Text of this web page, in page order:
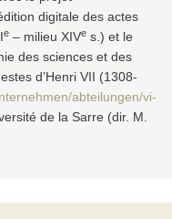
digitale des actes
e – milieu XIVe s.) et le
des sciences et des
d’Henri VII (1308-
abteilungen/vi-
de la Sarre (dir. M.